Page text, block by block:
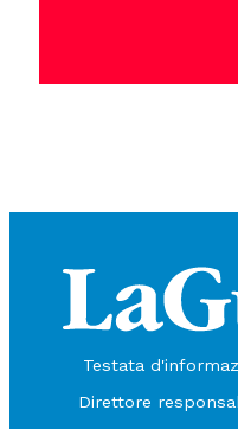
Testata
Direttore